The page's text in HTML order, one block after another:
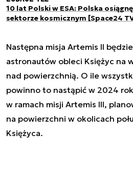
10 lat Polski w ESA: Polska
sektorze kosmicznym [Space24
Następna misja Artemis II
astronautów obleci Księżyc na
nad powierzchnią. O ile
powinno to nastąpić w 2024
w ramach misji Artemis III,
na powierzchni w okolicach
Księżyca.